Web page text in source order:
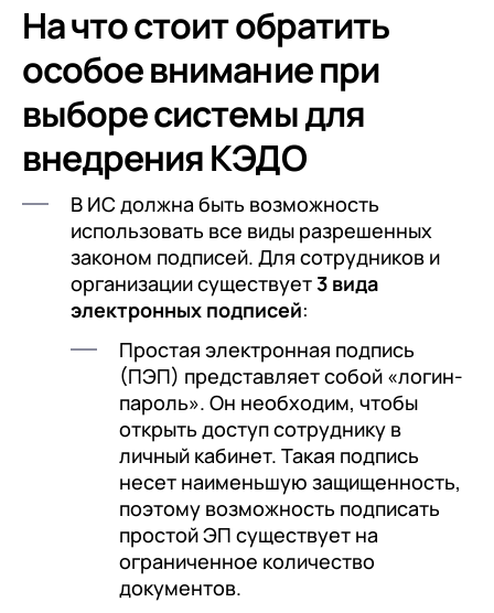
На что стоит обратить
особое внимание при
выборе системы для
внедрения КЭДО
В ИС должна быть возможность
использовать все виды разрешенных
законом подписей. Для сотрудников и
организации существует3 вида
электронных подписей:
Простая электронная подпись
(ПЭП) представляет собой «логин-
пароль». Он необходим, чтобы
открыть доступ сотруднику в
личный кабинет. Такая подпись
несет наименьшую защищенность,
поэтому возможность подписать
простой ЭП существует на
ограниченное количество
документов.